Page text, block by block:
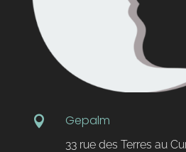
 Gepalm
33 rue des Terres au